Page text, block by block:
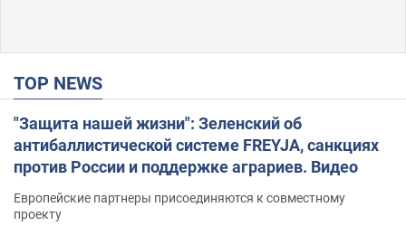
TOP NEWS
"Защита нашей жизни": Зеленский об
антибаллистической системе FREYJA, санкциях
против России и поддержке аграриев. Видео
Европейские партнеры присоединяются к совместному
проекту